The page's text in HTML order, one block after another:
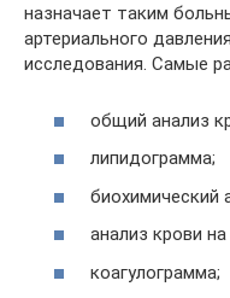
назначает таким
артериального
исследования. Самые
общий анализ
липидограмма;
биохимический
анализ крови на
коагулограмма;